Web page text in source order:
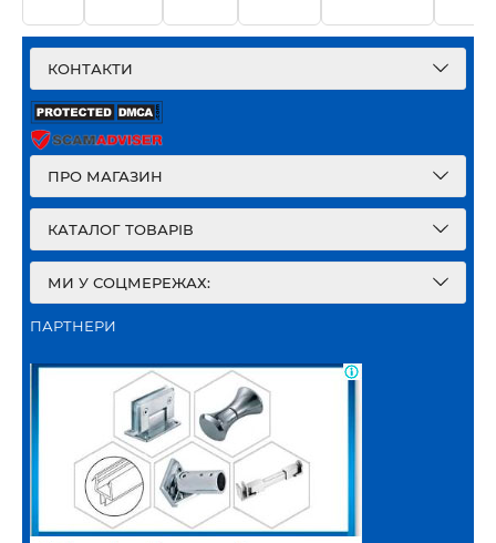
КОНТАКТИ
ПРО МАГАЗИН
КАТАЛОГ ТОВАРІВ
МИ У СОЦМЕРЕЖАХ:
ПАРТНЕРИ